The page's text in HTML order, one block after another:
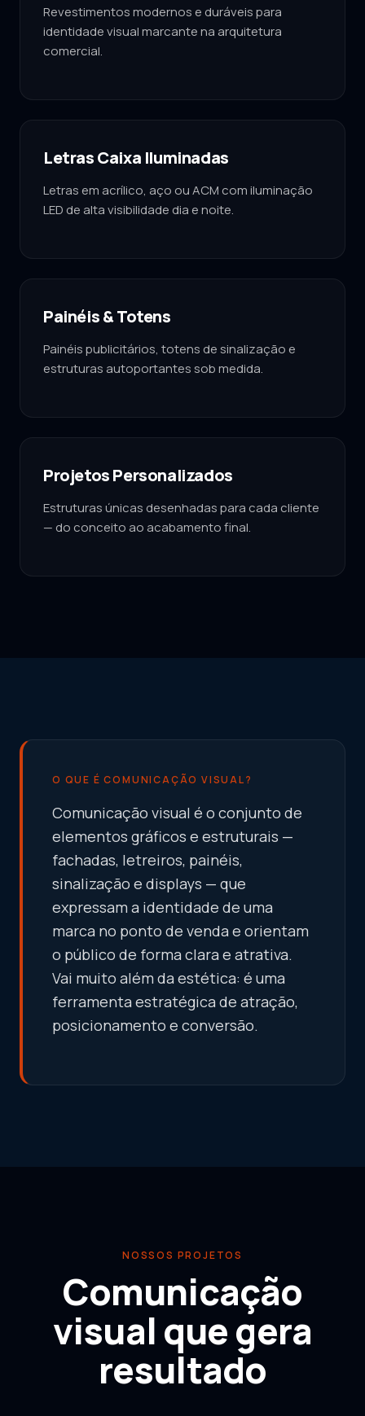
Revestimentos modernos e duráveis para
identidade visual marcante na arquitetura
comercial.
Letras Caixa Iluminadas
Letras em acrílico, aço ou ACM com iluminação
LED de alta visibilidade dia e noite.
Painéis & Totens
Painéis publicitários, totens de sinalização e
estruturas autoportantes sob medida.
Projetos Personalizados
Estruturas únicas desenhadas para cada cliente
— do conceito ao acabamento final.
O QUE É COMUNICAÇÃO VISUAL?
Comunicação visual é o conjunto de
elementos gráficos e estruturais —
fachadas, letreiros, painéis,
sinalização e displays — que
expressam a identidade de uma
marca no ponto de venda e orientam
o público de forma clara e atrativa.
Vai muito além da estética: é uma
ferramenta estratégica de atração,
posicionamento e conversão.
NOSSOS PROJETOS
Comunicação
visual que gera
resultado